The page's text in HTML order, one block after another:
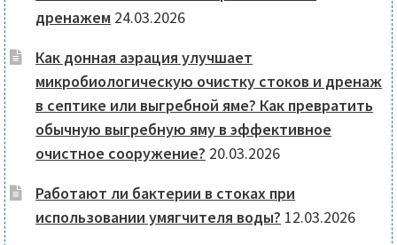
дренажем 24.03.2026
Как донная аэрация улучшает
микробиологическую очистку стоков и дренаж
в септике или выгребной яме? Как превратить
обычную выгребную яму в эффективное
очистное сооружение? 20.03.2026
Работают ли бактерии в стоках при
использовании умягчителя воды? 12.03.2026